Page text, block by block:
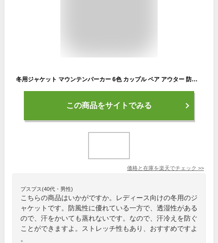
冬用ジャケット マウンテンパーカー 6色 カップル ペア アウター 防風 防寒 保温 ライナー付き ジャケット 大きいサイズ S M L LL 3L 4L 撥水 透湿 登山 秋 春 冬 キャンプ 野営 アウトドア ハイキング ランニング レディース メンズ 女性 男性 旅行 団体用 通勤 中学生
この商品をサイトでみる
価格と在庫を楽天でチェック >>
プスプス(40代・男性)
こちらの商品はいかがですか。レディース向けの冬用のジ
ャケットです。防風性に優れている一方で、透湿性がある
ので、汗をかいても蒸れないです。なので、汗冷えを防ぐ
ことができますよ。ストレッチ性もあり、おすすめですよ
。